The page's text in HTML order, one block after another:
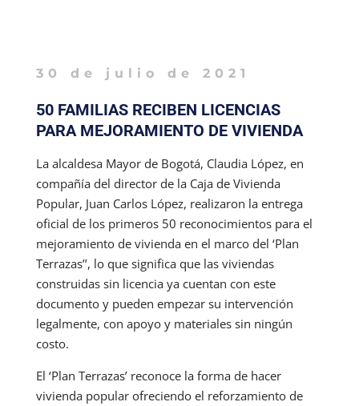
30 de julio de 2021
50 FAMILIAS RECIBEN LICENCIAS
PARA MEJORAMIENTO DE VIVIENDA
La alcaldesa Mayor de Bogotá, Claudia López, en
compañía del director de la Caja de Vivienda
Popular, Juan Carlos López, realizaron la entrega
oficial de los primeros 50 reconocimientos para el
mejoramiento de vivienda en el marco del ‘Plan
Terrazas’’, lo que significa que las viviendas
construidas sin licencia ya cuentan con este
documento y pueden empezar su intervención
legalmente, con apoyo y materiales sin ningún
costo.
El ‘Plan Terrazas’ reconoce la forma de hacer
vivienda popular ofreciendo el reforzamiento de